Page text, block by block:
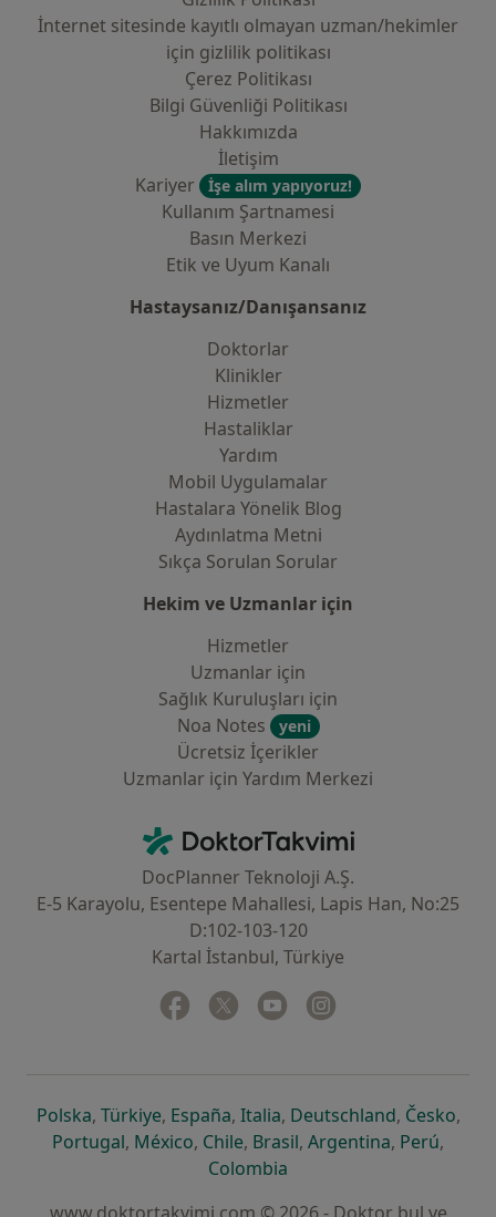
İnternet sitesinde kayıtlı olmayan uzman/hekimler
i̇çin gizlilik politikası
Çerez Politikası
Bilgi Güvenliği Politikası
Hakkımızda
İletişim
Kariyer
İşe alım yapıyoruz!
Kullanım Şartnamesi
Basın Merkezi
Etik ve Uyum Kanalı
Hastaysanız/Danışansanız
Doktorlar
Klinikler
Hizmetler
Hastaliklar
Yardım
Mobil Uygulamalar
Hastalara Yönelik Blog
Aydınlatma Metni
Sıkça Sorulan Sorular
Hekim ve Uzmanlar için
Hizmetler
Uzmanlar için
Sağlık Kuruluşları için
Noa Notes
yeni
Ücretsiz İçerikler
Uzmanlar için Yardım Merkezi
DoktorTakvimi - Ana Sayfa
DocPlanner Teknoloji A.Ş.
E-5 Karayolu, Esentepe Mahallesi, Lapis Han, No:25
D:102-103-120
Kartal İstanbul, Türkiye
Facebook
yeni bir sekmede açılır
Twitter
yeni bir sekmede açılır
Youtube
yeni bir sekmede açılır
Polskayeni bir sekmede açılır
, Türkiyeyeni bir sekmede açılır
, Españayeni bir sekmede açılır
, Italiayeni bir sekmede açılır
, Deutschlandyeni bir
, Českoyeni
,
Portugalyeni bir sekmede açılır
, Méxicoyeni bir sekmede açılır
, Chileyeni bir sekmede açılır
, Brasilyeni bir sekmede açılır
, Argentinayeni bir
, Perúyeni
,
Colombia